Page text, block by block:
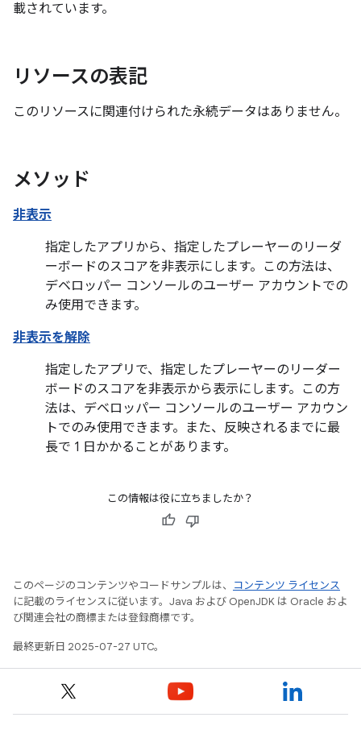
載されています。
リソースの表記
このリソースに関連付けられた永続データはありません。
メソッド
非表示
指定したアプリから、指定したプレーヤーのリーダ
ーボードのスコアを非表示にします。この方法は、
デベロッパー コンソールのユーザー アカウントでの
み使用できます。
非表示を解除
指定したアプリで、指定したプレーヤーのリーダー
ボードのスコアを非表示から表示にします。この方
法は、デベロッパー コンソールのユーザー アカウン
トでのみ使用できます。また、反映されるまでに最
長で 1 日かかることがあります。
この情報は役に立ちましたか？
このページのコンテンツやコードサンプルは、
コンテンツ ライセンス
に記載のライセンスに従います。Java および OpenJDK は Oracle およ
び関連会社の商標または登録商標です。
最終更新日 2025-07-27 UTC。